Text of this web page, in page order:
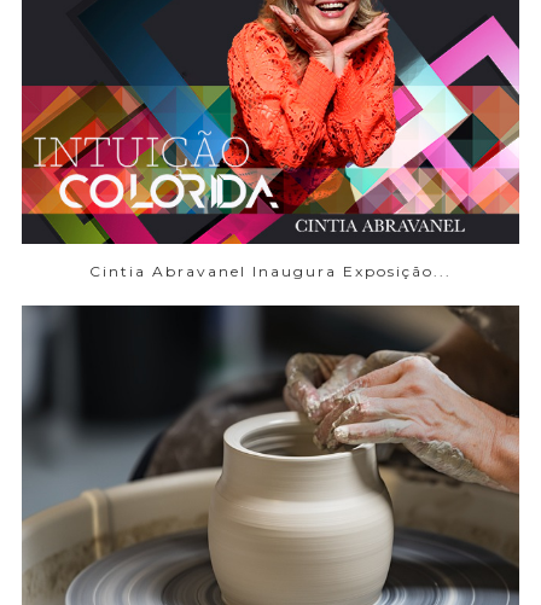
Cintia Abravanel Inaugura Exposição...